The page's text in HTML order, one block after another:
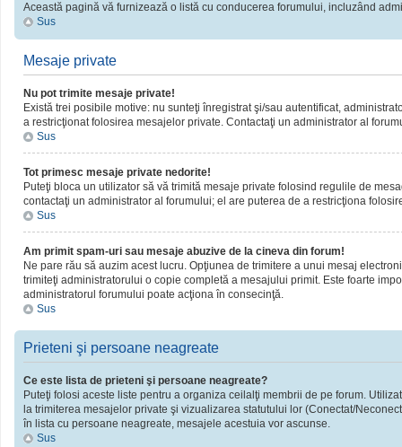
Această pagină vă furnizează o listă cu conducerea forumului, incluzând
Sus
Mesaje private
Nu pot trimite mesaje private!
Există trei posibile motive: nu sunteţi înregistrat şi/sau autentificat,
a restricţionat folosirea mesajelor private. Contactaţi un administrator al
Sus
Tot primesc mesaje private nedorite!
Puteţi bloca un utilizator să vă trimită mesaje private folosind regulile de
contactaţi un administrator al forumului; el are puterea de a restricţiona
Sus
Am primit spam-uri sau mesaje abuzive de la cineva din forum!
Ne pare rău să auzim acest lucru. Opţiunea de trimitere a unui mesaj
trimiteţi administratorului o copie completă a mesajului primit. Este foarte
administratorul forumului poate acţiona în consecinţă.
Sus
Prieteni şi persoane neagreate
Ce este lista de prieteni şi persoane neagreate?
Puteţi folosi aceste liste pentru a organiza ceilalţi membrii de pe forum.
la trimiterea mesajelor private şi vizualizarea statutului lor (Conectat/
în lista cu persoane neagreate, mesajele acestuia vor ascunse.
Sus